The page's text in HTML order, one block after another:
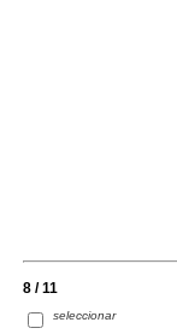
8 / 11
seleccionar